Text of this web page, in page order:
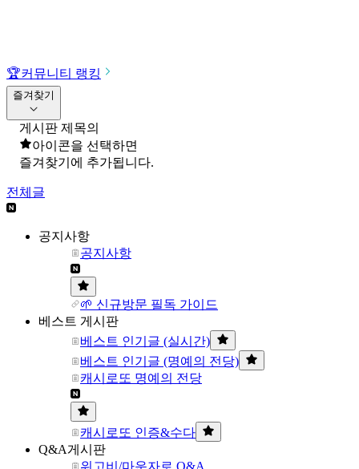
🏆커뮤니티 랭킹
즐겨찾기
게시판 제목의
아이콘을 선택하면
즐겨찾기에 추가됩니다.
전체글
공지사항
공지사항
🌱 신규방문 필독 가이드
베스트 게시판
베스트 인기글 (실시간)
베스트 인기글 (명예의 전당)
캐시로또 명예의 전당
캐시로또 인증&수다
Q&A게시판
위고비/마운자로 Q&A